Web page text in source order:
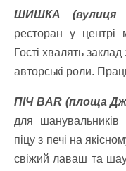
ШИШКА (вулиця
ресторан у центрі
Гості хвалять
авторські роли.
ПІЧ BAR (площа
для шанувальників
піцу з печі на
свіжий лаваш та